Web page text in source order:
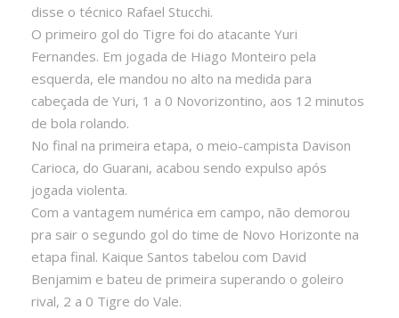
disse o técnico Rafael Stucchi.
O primeiro gol do Tigre foi do atacante Yuri
Fernandes. Em jogada de Hiago Monteiro pela
esquerda, ele mandou no alto na medida para
cabeçada de Yuri, 1 a 0 Novorizontino, aos 12 minutos
de bola rolando.
No final na primeira etapa, o meio-campista Davison
Carioca, do Guarani, acabou sendo expulso após
jogada violenta.
Com a vantagem numérica em campo, não demorou
pra sair o segundo gol do time de Novo Horizonte na
etapa final. Kaique Santos tabelou com David
Benjamim e bateu de primeira superando o goleiro
rival, 2 a 0 Tigre do Vale.